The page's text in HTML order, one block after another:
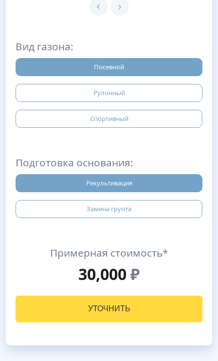
Вид газона:
Посевной
Рулонный
Спортивный
Подготовка основания:
Рекультивация
Замена грунта
Примерная стоимость*
30,000₽
УТОЧНИТЬ